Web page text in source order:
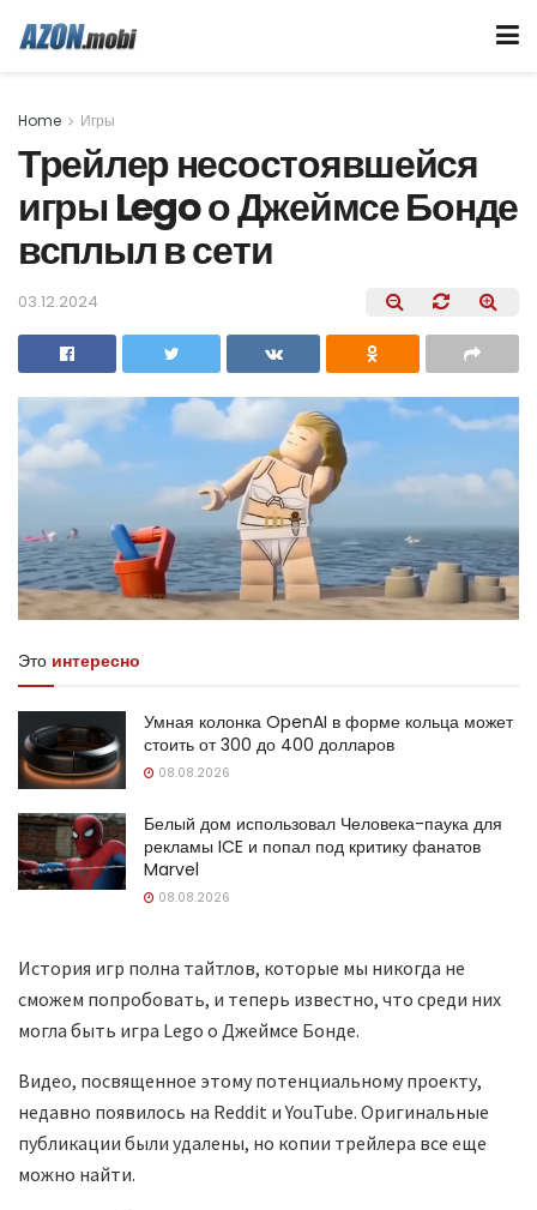
Home Игры
Трейлер несостоявшейся
игры Lego о Джеймсе Бонде
всплыл в сети
03.12.2024
Это интересно
Умная колонка OpenAI в форме кольца может
стоить от 300 до 400 долларов
08.08.2026
Белый дом использовал Человека-паука для
рекламы ICE и попал под критику фанатов
Marvel
08.08.2026
История игр полна тайтлов, которые мы никогда не
сможем попробовать, и теперь известно, что среди них
могла быть игра Lego о Джеймсе Бонде.
Видео, посвященное этому потенциальному проекту,
недавно появилось на Reddit и YouTube. Оригинальные
публикации были удалены, но копии трейлера все еще
можно найти.